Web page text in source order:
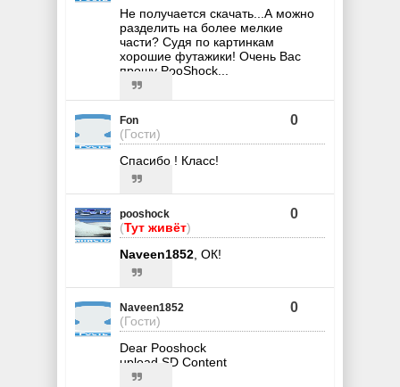
Не получается скачать...А можно
разделить на более мелкие
части? Судя по картинкам
хорошие футажики! Очень Вас
прошу PooShock...
Fon
(Гости)
0
Спасибо ! Класс!
pooshock
(Тут живёт)
0
Naveen1852 , ОК!
Naveen1852
(Гости)
0
Dear Pooshock
upload SD Content